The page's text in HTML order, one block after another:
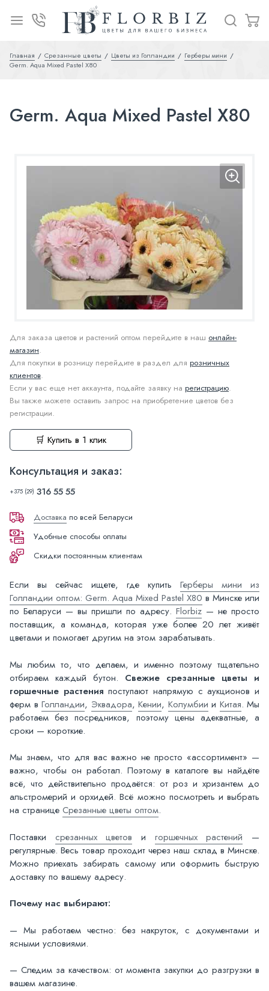
Главная Срезанные цветы Цветы из Голландии
Герберы мини
Germ. Aqua Mixed Pastel X80
Germ. Aqua Mixed Pastel X80
Для заказа цветов и растений оптом перейдите в наш онлайн-
магазин.
Для покупки в розницу перейдите в раздел для розничных
клиентов.
Если у вас еще нет аккаунта, подайте заявку на регистрацию.
Вы также можете оставить запрос на приобретение цветов без
регистрации.
🛒 Купить в 1 клик
Консультация и заказ:
+375 (29) 316 55 55
Доставка по всей Беларуси
Удобные способы оплаты
Скидки постоянным клиентам
Если вы сейчас ищете, где купить Герберы мини из
Голландии оптом: Germ. Aqua Mixed Pastel X80 в Минске или
по Беларуси — вы пришли по адресу. Florbiz — не просто
поставщик, а команда, которая уже более 20 лет живёт
цветами и помогает другим на этом зарабатывать.
Мы любим то, что делаем, и именно поэтому тщательно
отбираем каждый бутон. Свежие срезанные цветы и
горшечные растения поступают напрямую с аукционов и
ферм в Голландии, Эквадора, Кении, Колумбии и Китая. Мы
работаем без посредников, поэтому цены адекватные, а
сроки — короткие.
Мы знаем, что для вас важно не просто «ассортимент» —
важно, чтобы он работал. Поэтому в каталоге вы найдёте
всё, что действительно продаётся: от роз и хризантем до
альстромерий и орхидей. Всё можно посмотреть и выбрать
на странице Срезанные цветы оптом.
Поставки срезанных цветов и горшечных растений —
регулярные. Весь товар проходит через наш склад в Минске.
Можно приехать забирать самому или оформить быструю
доставку по вашему адресу.
Почему нас выбирают:
— Мы работаем честно: без накруток, с документами и
ясными условиями.
— Следим за качеством: от момента закупки до разгрузки в
вашем магазине.